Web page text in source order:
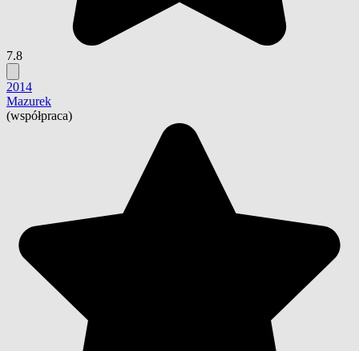
7.8
2014
Mazurek
(współpraca)